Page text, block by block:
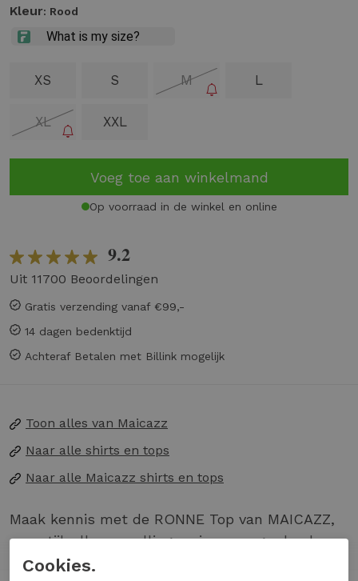
Kleur: Rood
XS S M L
XL XXL
Voeg toe aan winkelmand
Op voorraad in de winkel en online
9.2
Uit 11700 Beoordelingen
Gratis verzending vanaf €99,-
14 dagen bedenktijd
Achteraf Betalen met Billink mogelijk
Toon alles van Maicazz
Naar alle shirts en tops
Naar alle Maicazz shirts en tops
Maak kennis met de RONNE Top van MAICAZZ,
een stijlvolle aanvulling op je zomergarderobe.
Deze rode T-shirt met korte mouwen is perfect
Cookies.